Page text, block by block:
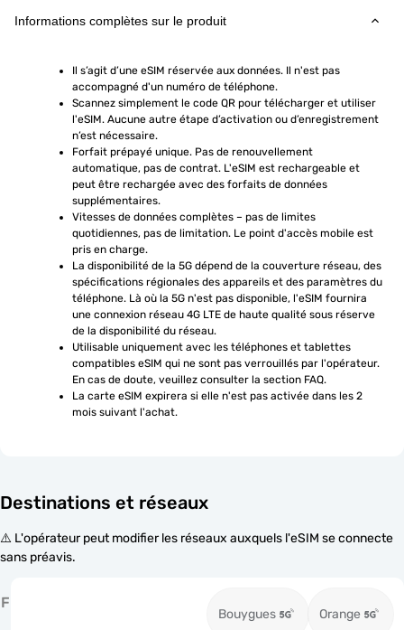
Informations complètes sur le produit
Il s’agit d’une eSIM réservée aux données. Il n'est pas
accompagné d'un numéro de téléphone.
Scannez simplement le code QR pour télécharger et utiliser
l'eSIM. Aucune autre étape d’activation ou d’enregistrement
n’est nécessaire.
Forfait prépayé unique. Pas de renouvellement
automatique, pas de contrat. L'eSIM est rechargeable et
peut être rechargée avec des forfaits de données
supplémentaires.
Vitesses de données complètes – pas de limites
quotidiennes, pas de limitation. Le point d'accès mobile est
pris en charge.
La disponibilité de la 5G dépend de la couverture réseau, des
spécifications régionales des appareils et des paramètres du
téléphone. Là où la 5G n'est pas disponible, l'eSIM fournira
une connexion réseau 4G LTE de haute qualité sous réserve
de la disponibilité du réseau.
Utilisable uniquement avec les téléphones et tablettes
compatibles eSIM qui ne sont pas verrouillés par l'opérateur.
En cas de doute, veuillez consulter la section FAQ.
La carte eSIM expirera si elle n'est pas activée dans les 2
mois suivant l'achat.
Destinations et réseaux
⚠️ L'opérateur peut modifier les réseaux auxquels l'eSIM se connecte
sans préavis.
F
Bouygues Orange